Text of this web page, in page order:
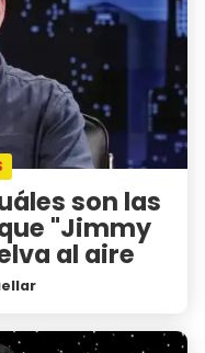
son las
"Jimmy
al aire